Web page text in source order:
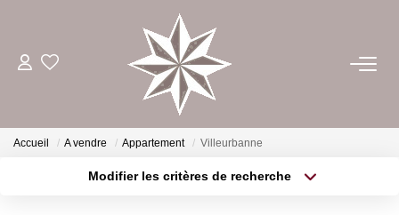
ACHETER
ESTIMER
Accueil A vendre Appartement Villeurbanne
Modifier les critères de recherche